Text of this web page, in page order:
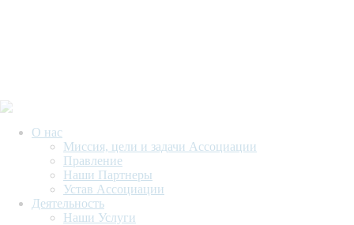
О нас
Миссия, цели и задачи Ассоциации
Правление
Наши Партнеры
Устав Ассоциации
Деятельность
Наши Услуги